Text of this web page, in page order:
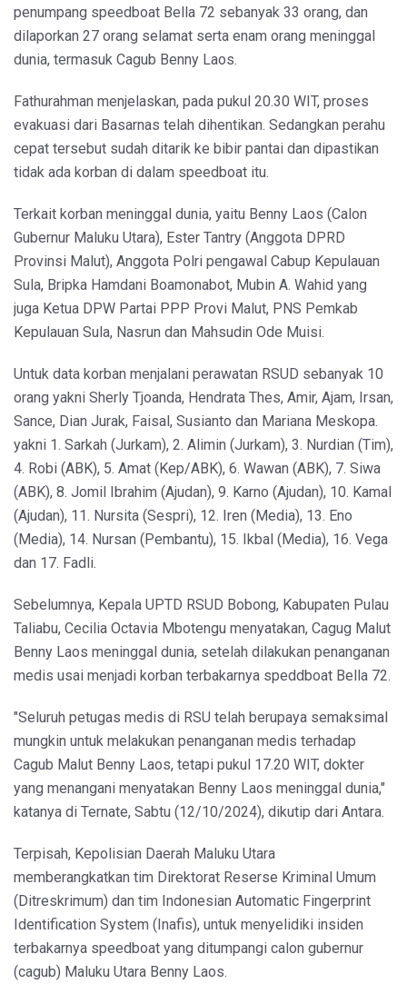
penumpang speedboat Bella 72 sebanyak 33 orang, dan
dilaporkan 27 orang selamat serta enam orang meninggal
dunia, termasuk Cagub Benny Laos.
Fathurahman menjelaskan, pada pukul 20.30 WIT, proses
evakuasi dari Basarnas telah dihentikan. Sedangkan perahu
cepat tersebut sudah ditarik ke bibir pantai dan dipastikan
tidak ada korban di dalam speedboat itu.
Terkait korban meninggal dunia, yaitu Benny Laos (Calon
Gubernur Maluku Utara), Ester Tantry (Anggota DPRD
Provinsi Malut), Anggota Polri pengawal Cabup Kepulauan
Sula, Bripka Hamdani Boamonabot, Mubin A. Wahid yang
juga Ketua DPW Partai PPP Provi Malut, PNS Pemkab
Kepulauan Sula, Nasrun dan Mahsudin Ode Muisi.
Untuk data korban menjalani perawatan RSUD sebanyak 10
orang yakni Sherly Tjoanda, Hendrata Thes, Amir, Ajam, Irsan,
Sance, Dian Jurak, Faisal, Susianto dan Mariana Meskopa.
yakni 1. Sarkah (Jurkam), 2. Alimin (Jurkam), 3. Nurdian (Tim),
4. Robi (ABK), 5. Amat (Kep/ABK), 6. Wawan (ABK), 7. Siwa
(ABK), 8. Jomil Ibrahim (Ajudan), 9. Karno (Ajudan), 10. Kamal
(Ajudan), 11. Nursita (Sespri), 12. Iren (Media), 13. Eno
(Media), 14. Nursan (Pembantu), 15. Ikbal (Media), 16. Vega
dan 17. Fadli.
Sebelumnya, Kepala UPTD RSUD Bobong, Kabupaten Pulau
Taliabu, Cecilia Octavia Mbotengu menyatakan, Cagug Malut
Benny Laos meninggal dunia, setelah dilakukan penanganan
medis usai menjadi korban terbakarnya speddboat Bella 72.
"Seluruh petugas medis di RSU telah berupaya semaksimal
mungkin untuk melakukan penanganan medis terhadap
Cagub Malut Benny Laos, tetapi pukul 17.20 WIT, dokter
yang menangani menyatakan Benny Laos meninggal dunia,"
katanya di Ternate, Sabtu (12/10/2024), dikutip dari Antara.
Terpisah, Kepolisian Daerah Maluku Utara
memberangkatkan tim Direktorat Reserse Kriminal Umum
(Ditreskrimum) dan tim Indonesian Automatic Fingerprint
Identification System (Inafis), untuk menyelidiki insiden
terbakarnya speedboat yang ditumpangi calon gubernur
(cagub) Maluku Utara Benny Laos.